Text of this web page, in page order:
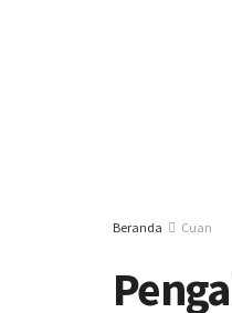
Beranda Cuan